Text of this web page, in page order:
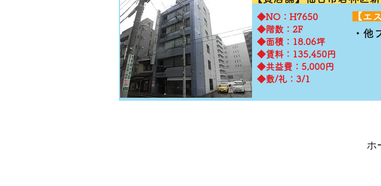
​◆NO：H7650
◆階数：2F
◆面積：18.06坪
◆賃料：135,450円
◆共益費：5,000円
◆敷/礼：3/1
・他
【エ
ホ